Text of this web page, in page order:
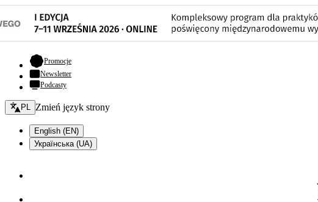
Promocje- otwiera się w nowej karcie
Newsletter
Podcasty
Zmień język - bieżący:
PL Zmień język strony
English (EN)
Українська (UA)